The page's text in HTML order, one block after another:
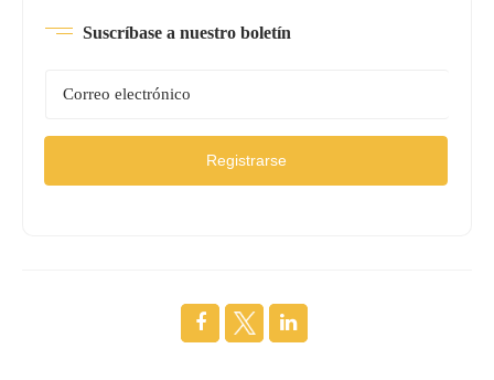
Suscríbase a nuestro boletín
Registrarse